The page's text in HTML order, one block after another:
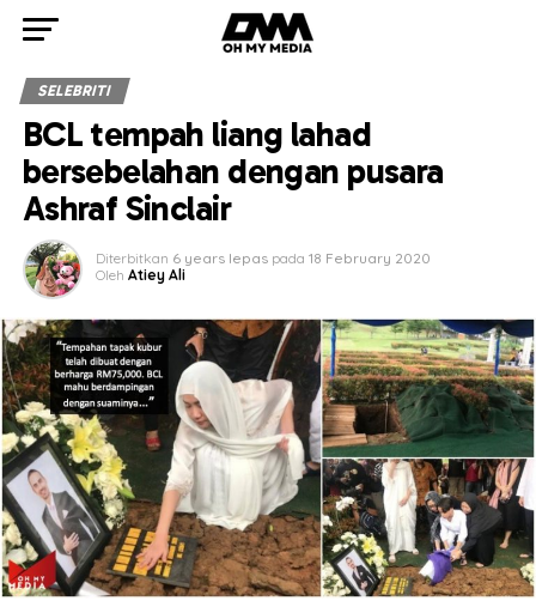
SELEBRITI
BCL tempah liang lahad
bersebelahan dengan pusara
Ashraf Sinclair
Diterbitkan 6 years lepas pada 18 February 2020
Oleh Atiey Ali